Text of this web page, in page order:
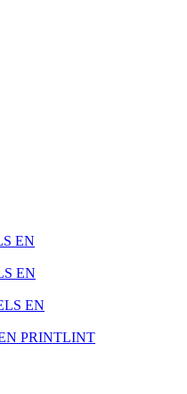
EN
EN
EN
EN PRINTLINT